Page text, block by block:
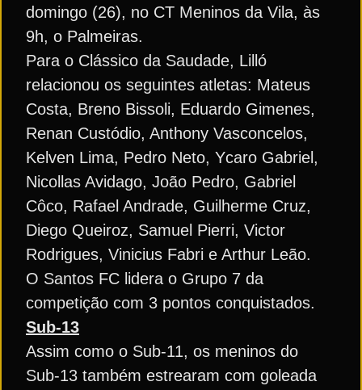
domingo (26), no CT Meninos da Vila, às
9h, o Palmeiras.
Para o Clássico da Saudade, Lilló
relacionou os seguintes atletas: Mateus
Costa, Breno Bissoli, Eduardo Gimenes,
Renan Custódio, Anthony Vasconcelos,
Kelven Lima, Pedro Neto, Ycaro Gabriel,
Nicollas Avidago, João Pedro, Gabriel
Côco, Rafael Andrade, Guilherme Cruz,
Diego Queiroz, Samuel Pierri, Victor
Rodrigues, Vinicius Fabri e Arthur Leão.
O Santos FC lidera o Grupo 7 da
competição com 3 pontos conquistados.
Sub-13
Assim como o Sub-11, os meninos do
Sub-13 também estrearam com goleada